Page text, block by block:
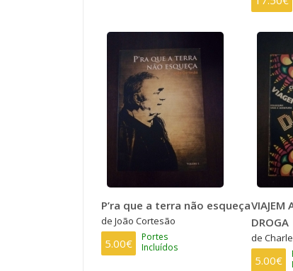
P’ra que a terra não esqueça
de João Cortesão
5.00€
Portes
Incluídos
VIAJEM
DROGA
de
5.00€